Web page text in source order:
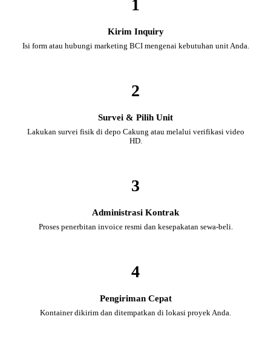
1
Kirim Inquiry
Isi form atau hubungi marketing BCI mengenai kebutuhan unit Anda.
2
Survei & Pilih Unit
Lakukan survei fisik di depo Cakung atau melalui verifikasi video
HD.
3
Administrasi Kontrak
Proses penerbitan invoice resmi dan kesepakatan sewa-beli.
4
Pengiriman Cepat
Kontainer dikirim dan ditempatkan di lokasi proyek Anda.